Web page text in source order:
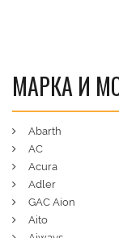
МАРКА И
Abarth
AC
Acura
Adler
GAC Aion
Aito